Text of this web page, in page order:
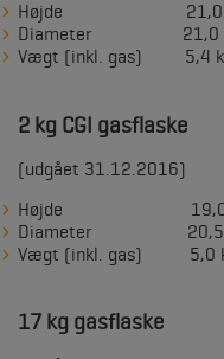
Højde 21,0
Diameter 21,0
Vægt (inkl. gas) 5,4
2 kg CGI gasflaske
(udgået 31.12.2016)
Højde 19,0
Diameter 20,5
Vægt (inkl. gas) 5,0
17 kg gasflaske